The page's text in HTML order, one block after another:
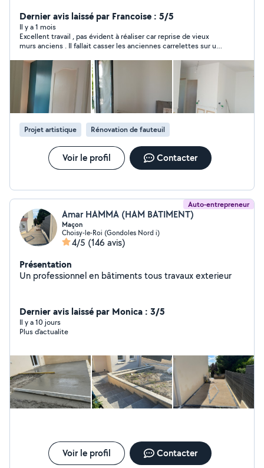
début de chantier (paiement total à reception du
chantier. Si vous êtes intéressés, n'hesitez pas pour tout
renseignement comcordialement ap Bien cordialement
Dernier avis laissé par Francoise : 5/5
Il y a 1 mois
Excellent travail , pas évident à réaliser car reprise de vieux
murs anciens . Il fallait casser les anciennes carrelettes sur une
de plâtre et terminer avec de la toile Décoller l' ancien papier
peint et finir avec de la toile Travail appliqué et soigné qui
donne un super rendu . Chantier de plusieurs jours mais fait
dans la foulée. Agréable de ne pas attendre La personne qui
travaillait était très propre et méthodique, à chaque fois le
chantier était nettoyé et les déchets soigneusement mis dans
des sacs de gravats.
Projet artistique
Rénovation de fauteuil
Voir le profil Contacter
Auto-entrepreneur
Amar HAMMA (HAM BATIMENT)
Maçon
Choisy-le-Roi (Gondoles Nord i)
4/5 (146 avis)
Présentation
Un professionnel en bâtiments tous travaux exterieur
Dernier avis laissé par Monica : 3/5
Il y a 10 jours
Plus d’actualite
Voir le profil Contacter